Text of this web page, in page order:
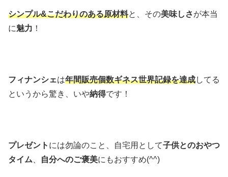
シンプル&こだわりのある原材料と、その美味しさが本当
に魅力 ！
フィナンシェは年間販売個数ギネス世界記録を達成してる
というから驚き、いや納得です！
プレゼント には勿論のこと、自宅用として子供とのおやつ
タイム
自分へのご褒美にもおすすめ(^^)